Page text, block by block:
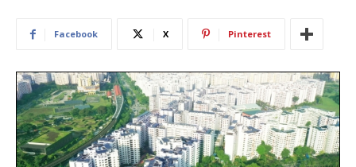
Facebook X Pinterest